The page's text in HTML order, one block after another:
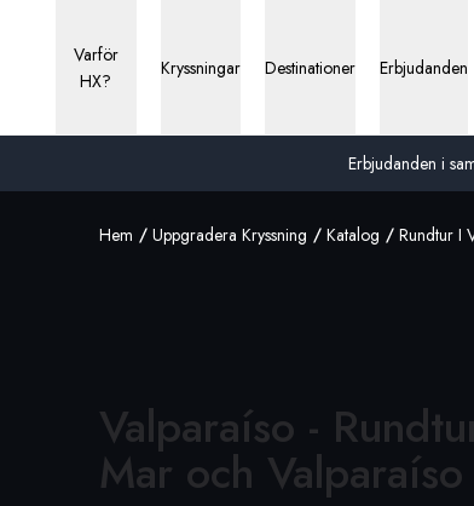
Erbjudanden i
Varför
HX?
Kryssningar Destinationer Erbjudanden
Hem Uppgradera Kryssning Katalog Rundtur I
Valparaíso -
Mar och Valparaíso